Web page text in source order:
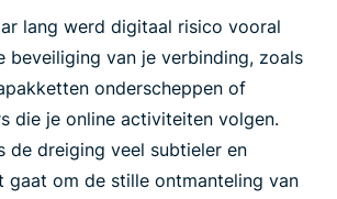
lang werd digitaal risico vooral
beveiliging van je verbinding, zoals
onderscheppen of
die je online activiteiten volgen.
de dreiging veel subtieler en
gaat om de stille ontmanteling van